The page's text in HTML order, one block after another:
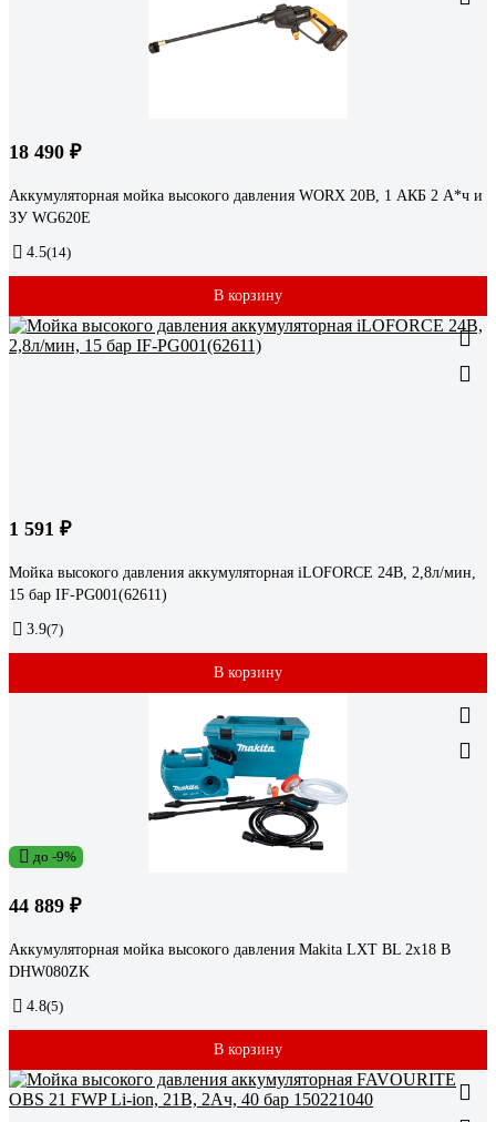
18 490 ₽
Аккумуляторная мойка высокого давления WORX 20В, 1 АКБ 2 А*ч и
ЗУ WG620E
4.5(14)
В корзину
1 591 ₽
Мойка высокого давления аккумуляторная iLOFORCE 24В, 2,8л/мин,
15 бар IF-PG001(62611)
3.9(7)
В корзину
до -9%
44 889 ₽
Аккумуляторная мойка высокого давления Makita LXT BL 2x18 В
DHW080ZK
4.8(5)
В корзину